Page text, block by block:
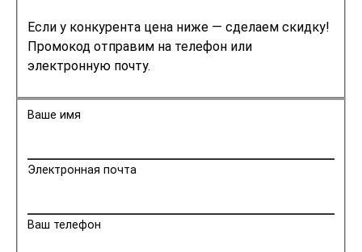
Если у конкурента цена ниже — сделаем скидку!
Промокод отправим на телефон или
электронную почту.
Ваше имя
Электронная почта
Ваш телефон